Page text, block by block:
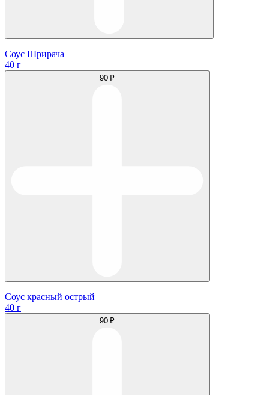
Соус Шрирача
40 г
90 ₽
Соус красный острый
40 г
90 ₽